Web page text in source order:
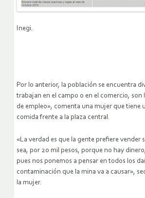
Inegi.
Por lo anterior, la población se encuentra
trabajan en el campo o en el comercio, son
de empleo», comenta una mujer que tiene
comida frente a la plaza central.
«La verdad es que la gente prefiere vender
sea, por 20 mil pesos, porque no hay
pues nos ponemos a pensar en todos los
contaminación que la mina va a causar»,
la mujer.